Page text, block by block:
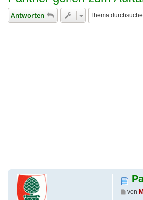
Antworten
B
von